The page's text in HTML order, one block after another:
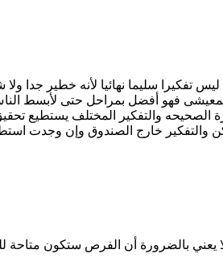
تفكيرا سليما نهائيا لأنه خطير
فهو أفضل بمراحل حتى لأبسط
الصحيحه والتفكير المختلف يستطيع
والتفكير خارج الصندوق وإن وجدت
لا يعني بالضرورة أن الفرص ستكون